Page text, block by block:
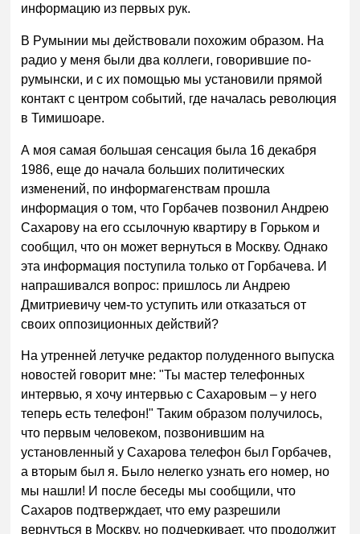
информацию из первых рук.
В Румынии мы действовали похожим образом. На
радио у меня были два коллеги, говорившие по-
румынски, и с их помощью мы установили прямой
контакт с центром событий, где началась революция
в Тимишоаре.
А моя самая большая сенсация была 16 декабря
1986, еще до начала больших политических
изменений, по информагенствам прошла
информация о том, что Горбачев позвонил Андрею
Сахарову на его ссылочную квартиру в Горьком и
сообщил, что он может вернуться в Москву. Однако
эта информация поступила только от Горбачева. И
напрашивался вопрос: пришлось ли Андрею
Дмитриевичу чем-то уступить или отказаться от
своих оппозиционных действий?
На утренней летучке редактор полуденного выпуска
новостей говорит мне: "Ты мастер телефонных
интервью, я хочу интервью с Сахаровым – у него
теперь есть телефон!" Таким образом получилось,
что первым человеком, позвонившим на
установленный у Сахарова телефон был Горбачев,
а вторым был я. Было нелегко узнать его номер, но
мы нашли! И после беседы мы сообщили, что
Сахаров подтверждает, что ему разрешили
вернуться в Москву, но подчеркивает, что продолжит